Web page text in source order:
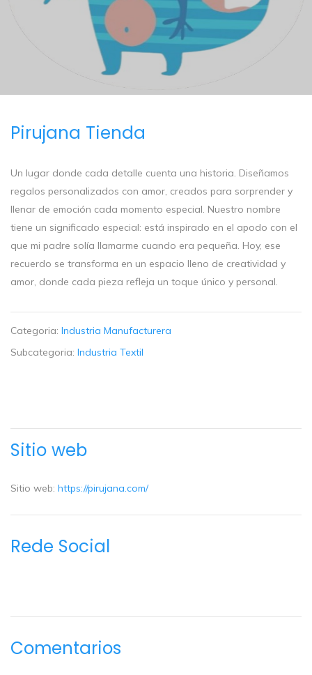
Pirujana Tienda
Un lugar donde cada detalle cuenta una historia. Diseñamos
regalos personalizados con amor, creados para sorprender y
llenar de emoción cada momento especial. Nuestro nombre
tiene un significado especial: está inspirado en el apodo con el
que mi padre solía llamarme cuando era pequeña. Hoy, ese
recuerdo se transforma en un espacio lleno de creatividad y
amor, donde cada pieza refleja un toque único y personal.
Categoria: Industria Manufacturera
Subcategoria: Industria Textil
Sitio web
Sitio web: https://pirujana.com/
Rede Social
Comentarios